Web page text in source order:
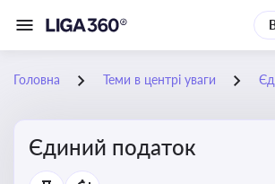
Головна Теми в центрі уваги
Єдиний податок